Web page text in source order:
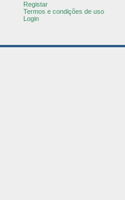
Registar
Termos e condições de uso
Login